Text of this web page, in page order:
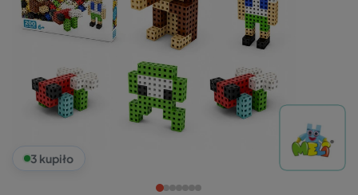
3 kupiło